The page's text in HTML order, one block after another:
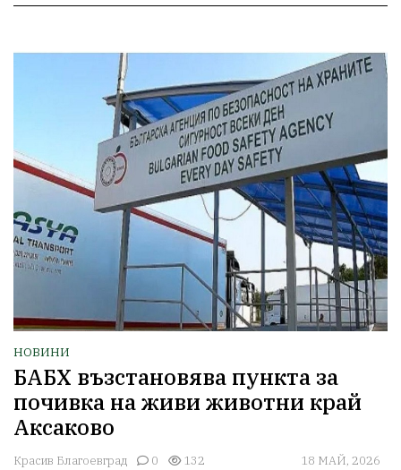
НОВИНИ
БАБХ възстановява пункта за
почивка на живи животни край
Аксаково
Красив Благоевград 0 132 18 МАЙ, 2026